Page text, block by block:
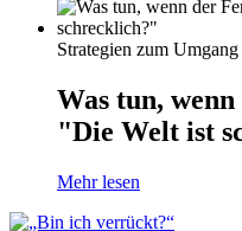
Strategien zum
Was tun,
"Die Welt ist
Mehr lesen